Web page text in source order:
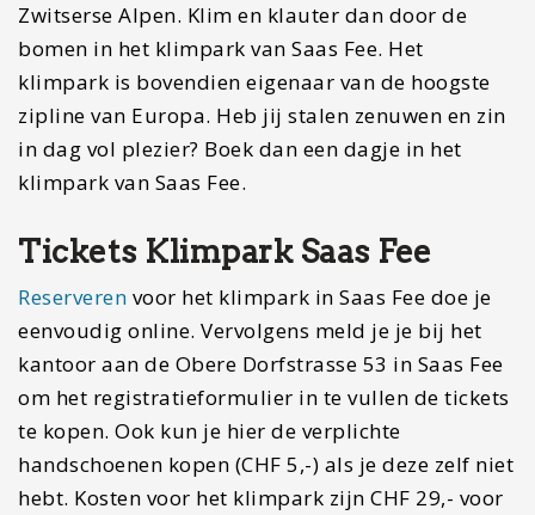
Zwitserse Alpen. Klim en klauter dan door de
bomen in het klimpark van Saas Fee. Het
klimpark is bovendien eigenaar van de hoogste
zipline van Europa. Heb jij stalen zenuwen en zin
in dag vol plezier? Boek dan een dagje in het
klimpark van Saas Fee.
Tickets Klimpark Saas Fee
Reserveren voor het klimpark in Saas Fee doe je
eenvoudig online. Vervolgens meld je je bij het
kantoor aan de Obere Dorfstrasse 53 in Saas Fee
om het registratieformulier in te vullen de tickets
te kopen. Ook kun je hier de verplichte
handschoenen kopen (CHF 5,-) als je deze zelf niet
hebt. Kosten voor het klimpark zijn CHF 29,- voor